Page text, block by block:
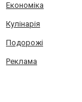
Економіка
Кулінарія
Подорожі
Реклама